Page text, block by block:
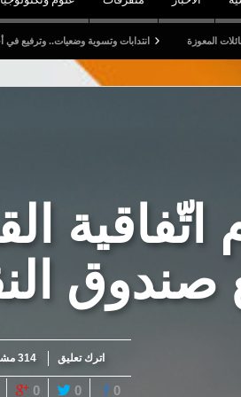
انتدابات وتسوية وضعيات.. وترفيع في أجور المدرسين
صندوق
اترك تعليق 314 مشاهدة
0
0
0